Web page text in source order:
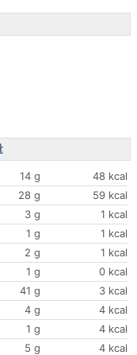
14 g
48 kcal
28 g
59 kcal
3 g
1 kcal
1 g
1 kcal
2 g
1 kcal
1 g
0 kcal
41 g
3 kcal
4 g
4 kcal
1 g
4 kcal
5 g
4 kcal